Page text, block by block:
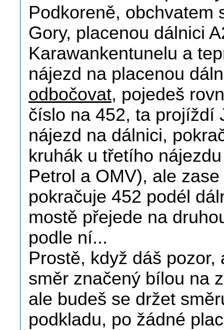
Podkoreně, obchvatem
Gory, placenou dálnici
Karawankentunelu a
nájezd na placenou
odbočovat, pojedeš
číslo na 452, ta projíždí
nájezd na dálnici,
kruhák u třetího
Petrol a OMV), ale
pokračuje 452 podél
mostě přejede na
podle ní...
Prostě, když dáš
směr značený bílou na
ale budeš se držet
podkladu, po žádné